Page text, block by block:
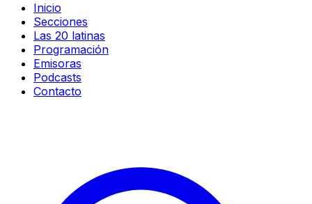
Inicio
Secciones
Las 20 latinas
Programación
Emisoras
Podcasts
Contacto